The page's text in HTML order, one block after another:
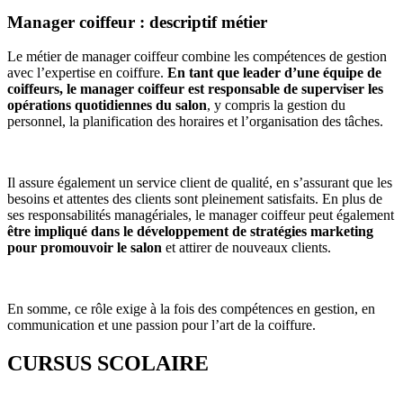
Manager coiffeur : descriptif métier
Le métier de manager coiffeur combine les compétences de gestion
avec l’expertise en coiffure. En tant que leader d’une équipe de
coiffeurs, le manager coiffeur est responsable de superviser les
opérations quotidiennes du salon, y compris la gestion du
personnel, la planification des horaires et l’organisation des tâches.
Il assure également un service client de qualité, en s’assurant que les
besoins et attentes des clients sont pleinement satisfaits. En plus de
ses responsabilités managériales, le manager coiffeur peut également
être impliqué dans le développement de stratégies marketing
pour promouvoir le salon et attirer de nouveaux clients.
En somme, ce rôle exige à la fois des compétences en gestion, en
communication et une passion pour l’art de la coiffure.
CURSUS SCOLAIRE